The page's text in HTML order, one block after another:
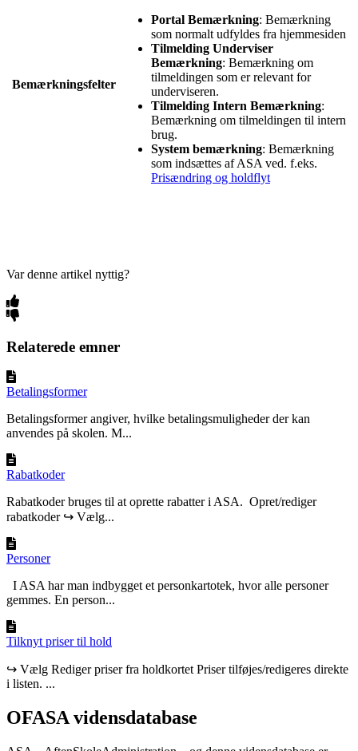
Bemærkningsfelter
Portal Bemærkning: Bemærkning
som normalt udfyldes fra hjemmesiden
Tilmelding Underviser
Bemærkning: Bemærkning om
tilmeldingen som er relevant for
underviseren.
Tilmelding Intern Bemærkning:
Bemærkning om tilmeldingen til intern
brug.
System bemærkning: Bemærkning
som indsættes af ASA ved. f.eks.
Prisændring og holdflyt
Var denne artikel nyttig?
Relaterede emner
Betalingsformer
Betalingsformer angiver, hvilke betalingsmuligheder der kan
anvendes på skolen. M...
Rabatkoder
Rabatkoder bruges til at oprette rabatter i ASA. Opret/rediger
rabatkoder ↪ Vælg...
Personer
I ASA har man indbygget et personkartotek, hvor alle personer
gemmes. En person...
Tilknyt priser til hold
↪ Vælg Rediger priser fra holdkortet Priser tilføjes/redigeres direkte
i listen. ...
OFASA vidensdatabase